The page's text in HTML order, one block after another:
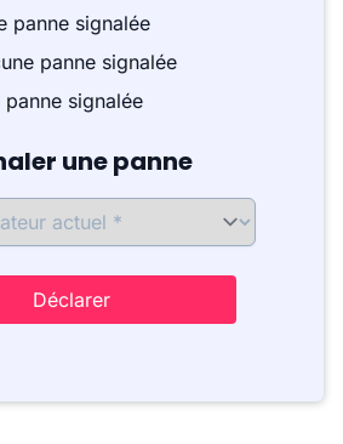
panne signalée
panne signalée
panne signalée
une panne
Déclarer